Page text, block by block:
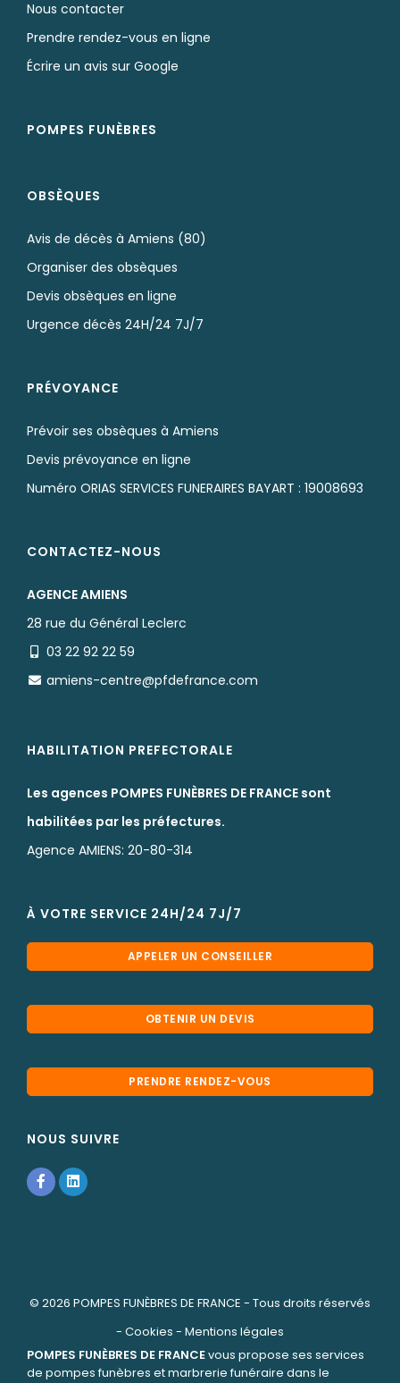
Nous contacter
Prendre rendez-vous en ligne
Écrire un avis sur Google
POMPES FUNÈBRES
OBSÈQUES
Avis de décès à Amiens (80)
Organiser des obsèques
Devis obsèques en ligne
Urgence décès 24H/24 7J/7
PRÉVOYANCE
Prévoir ses obsèques à Amiens
Devis prévoyance en ligne
Numéro ORIAS SERVICES FUNERAIRES BAYART : 19008693
CONTACTEZ-NOUS
AGENCE AMIENS
28 rue du Général Leclerc
03 22 92 22 59
amiens-centre@pfdefrance.com
HABILITATION PREFECTORALE
Les agences POMPES FUNÈBRES DE FRANCE sont
habilitées par les préfectures.
Agence AMIENS: 20-80-314
À VOTRE SERVICE 24H/24 7J/7
APPELER UN CONSEILLER
OBTENIR UN DEVIS
PRENDRE RENDEZ-VOUS
NOUS SUIVRE
© 2026 POMPES FUNÈBRES DE FRANCE - Tous droits réservés
- Cookies - Mentions légales
POMPES FUNÈBRES DE FRANCEvous propose ses services
de pompes funèbres et marbrerie funéraire dans le